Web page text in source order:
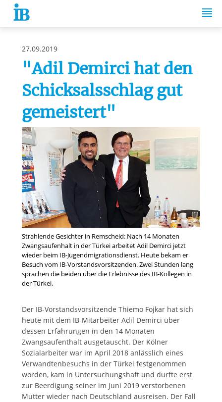
Springe zum Inhalt
27.09.2019
"Adil Demirci hat den
Schicksalsschlag gut
gemeistert"
Strahlende Gesichter in Remscheid: Nach 14 Monaten
Zwangsaufenhalt in der Türkei arbeitet Adil Demirci jetzt
wieder beim IB-Jugendmigrationsdienst. Heute bekam er
Besuch vom IB-Vorstandsvorsitzenden. Zwei Stunden lang
sprachen die beiden über die Erlebnisse des IB-Kollegen in
der Türkei.
Der IB-Vorstandsvorsitzende Thiemo Fojkar hat sich
heute mit dem IB-Mitarbeiter Adil Demirci über
dessen Erfahrungen in den 14 Monaten
Zwangsaufenthalt ausgetauscht. Der Kölner
Sozialarbeiter war im April 2018 anlässlich eines
Verwandtenbesuchs in der Türkei festgenommen
worden, kam in Untersuchungshaft und durfte erst
zur Beerdigung seiner im Juni 2019 verstorbenen
Mutter wieder nach Deutschland ausreisen. Der Fall